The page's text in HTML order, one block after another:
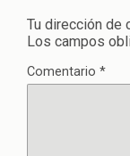
Tu dirección de
Los campos
Comentario *